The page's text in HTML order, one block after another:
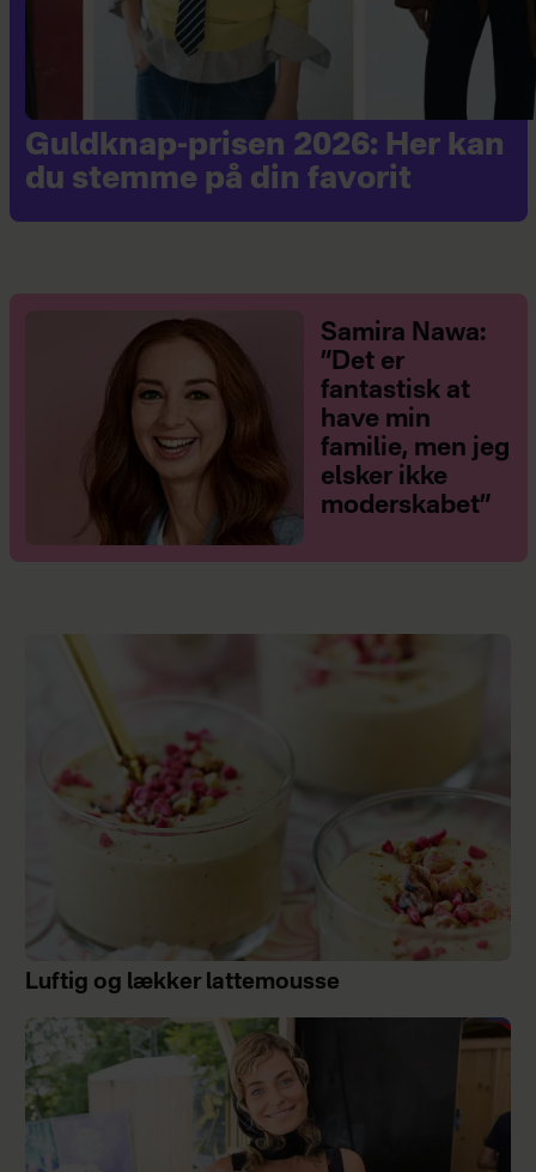
Guldknap-prisen 2026: Her kan
du stemme på din favorit
Samira Nawa:
”Det er
fantastisk at
have min
familie, men jeg
elsker ikke
moderskabet”
Luftig og lækker lattemousse